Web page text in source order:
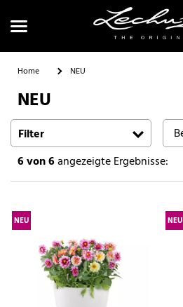
Suchen
Home NEU
NEU
Filter
6von 6angezeigte Ergebnisse:
NEU NEU